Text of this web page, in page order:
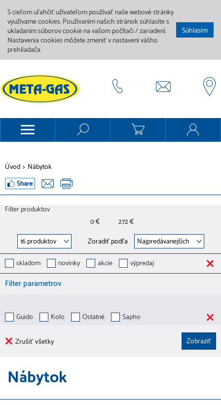
S cieľom uľahčiť užívateľom používať naše webové stránky
využívame cookies. Používaním našich stránok súhlasíte s
ukladaním súborov cookie na vašom počítači / zariadení.
Nastavenia cookies môžete zmeniť v nastavení vášho
prehliadača.
Súhlasím
Úvod > Nábytok
Filter produktov
0 €
272 €
Zoradiť podľa
skladom
novinky akcie výpredaj
Filter parametrov
Guido Kolo Ostatné Sapho
Zrušiť všetky
Nábytok